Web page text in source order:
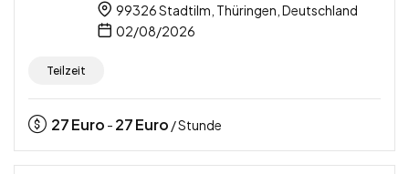
99326 Stadtilm, Thüringen, Deutschland
02/08/2026
Teilzeit
27Euro - 27Euro / Stunde